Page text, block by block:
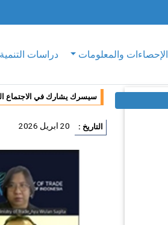
الإحصاءات والمعلومات دراسات
سيسرك يشارك في الاجتماع
التاريخ : 20 ابريل 2026